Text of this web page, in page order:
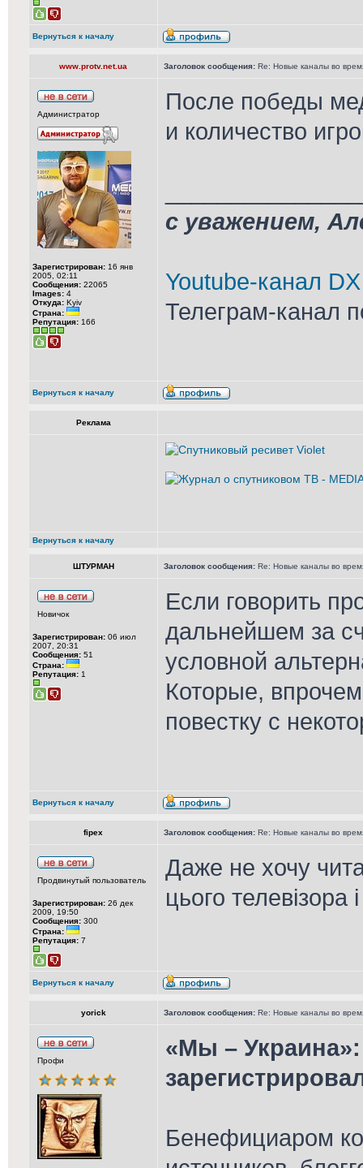
Вернуться к началу
www.protv.net.ua Заголовок сообщения: Re: Новые каналы во
Администратор
Зарегистрирован: 16 янв
2005, 02:11
Сообщения: 22065
Images: 4
Откуда: Kyiv
Страна:
Репутация: 166
После победы
и количество
с уважением,
Youtube-канал
Телеграм-канал
Вернуться к началу
Реклама
Вернуться к началу
ШТУРМАН Заголовок сообщения: Re: Новые каналы во
Новичок
Зарегистрирован: 06 июл
2007, 20:31
Сообщения: 51
Страна:
Репутация: 1
Если говорить
дальнейшем за
условной
Которые,
повестку с
Вернуться к началу
fipex Заголовок сообщения: Re: Новые каналы во
Продвинутый пользователь
Зарегистрирован: 26 дек
2009, 19:50
Сообщения: 300
Страна:
Репутация: 7
Даже не хочу
цього телевізора
Вернуться к началу
yorick Заголовок сообщения: Re: Новые каналы во
Профи
«Мы –
Бенефициаром